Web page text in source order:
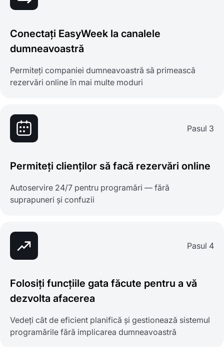
Conectați EasyWeek la canalele
dumneavoastră
Permiteți companiei dumneavoastră să primească
rezervări online în mai multe moduri
Pasul 3
Permiteți clienților să facă rezervări online
Autoservire 24/7 pentru programări — fără
suprapuneri și confuzii
Pasul 4
Folosiți funcțiile gata făcute pentru a vă
dezvolta afacerea
Vedeți cât de eficient planifică și gestionează sistemul
programările fără implicarea dumneavoastră